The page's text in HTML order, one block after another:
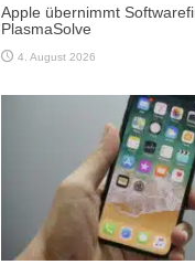
Apple übernimmt
PlasmaSolve
4. August 2026